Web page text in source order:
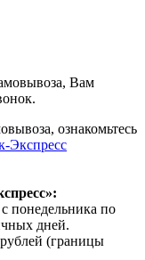
Вам
ознакомьтесь
Экспресс
понедельника по
дней.
(границы